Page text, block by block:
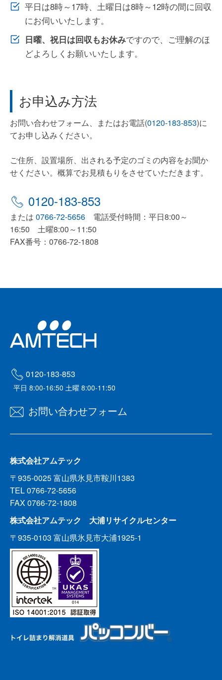
平日は8時～17時、土曜日は8時～12時の間に回収
にお伺いいたします。
日曜、祝日は回収もお休みですので、ご理解のほ
どよろしくお願いいたします。
お申込み方法
お問い合わせフォーム、またはお電話(0120-183-853)に
てお申し込みください。
ご住所、設置場所、出される予定のゴミの内容をお聞か
せください。概算でお見積もりをさせていただきます。
0120-183-853
または 0766-72-5656 電話受付時間：平日8:00～
16:50 土曜8:00～11:50
FAX番号：0766-72-1808
0120-183-853
平日 8:00-16:50 土曜 8:00-11:50
お問い合わせフォーム
株式会社アムテック
〒935-0025 富山県氷見市鞍川1383
TEL 0766-72-5656
FAX 0766-72-1808
株式会社アムテック 大浦リサイクルセンター
〒935-0103 富山県氷見市大浦1925-1